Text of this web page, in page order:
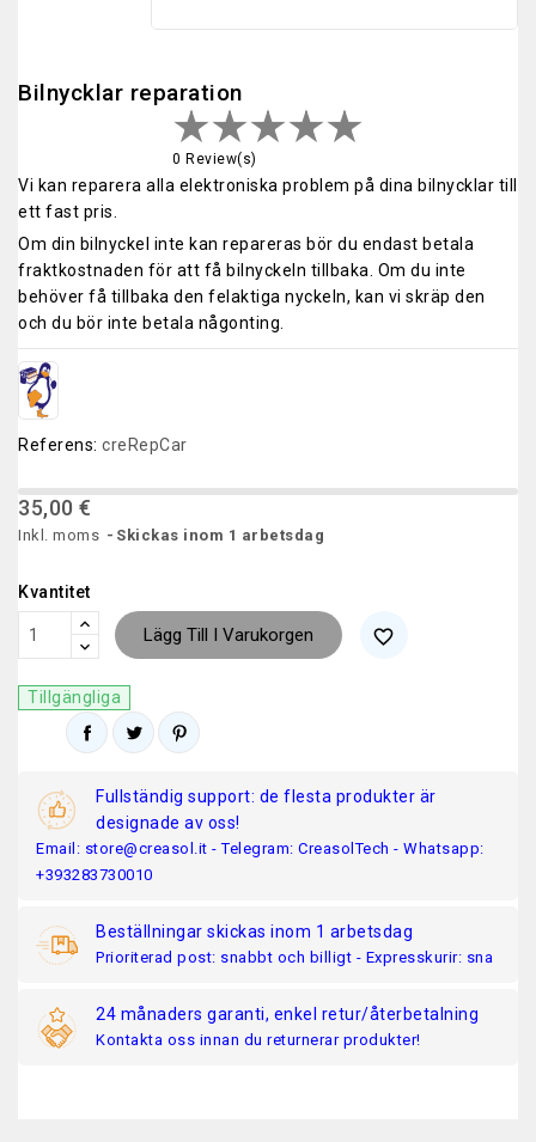
Bilnycklar reparation
0 Review(s)
Vi kan reparera alla elektroniska problem på dina bilnycklar till
ett fast pris.
Om din bilnyckel inte kan repareras bör du endast betala
fraktkostnaden för att få bilnyckeln tillbaka. Om du inte
behöver få tillbaka den felaktiga nyckeln, kan vi skräp den
och du bör inte betala någonting.
Referens: creRepCar
35,00 €
Inkl. moms Skickas inom 1 arbetsdag
Kvantitet
Lägg Till I Varukorgen favorite_border
Tillgängliga
Fullständig support: de flesta produkter är
designade av oss!
Email: store@creasol.it - Telegram: CreasolTech - Whatsapp:
+393283730010
Beställningar skickas inom 1 arbetsdag
Prioriterad post: snabbt och billigt - Expresskurir: sna
24 månaders garanti, enkel retur/återbetalning
Kontakta oss innan du returnerar produkter!